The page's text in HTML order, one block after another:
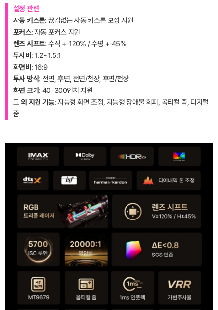
설정 관련
자동 키스톤: 끊김없는 자동 키스톤 보정 지원
포커스: 자동 포커스 지원
렌즈 시프트: 수직 +-120% / 수평 +-45%
투사비 : 1.2~1.5:1
화면비 : 16:9
투사 방식: 전면, 후면, 전면/천장, 후면/천장
화면 크기 : 40~300인치 지원
그 외 지원 기능: 지능형 화면 조정, 지능형 장애물 회피, 옵티컬 줌, 디지털
줌